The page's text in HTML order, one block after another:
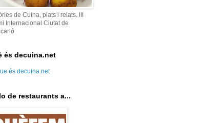
de Cuina, plats i relats. III
Internacional Ciutat de
és decuina.net
és decuina.net
de restaurants a...